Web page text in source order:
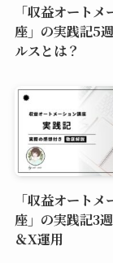
「収益オート
座」の実践記5
ルスとは？
「収益オート
座」の実践記3
＆X運用